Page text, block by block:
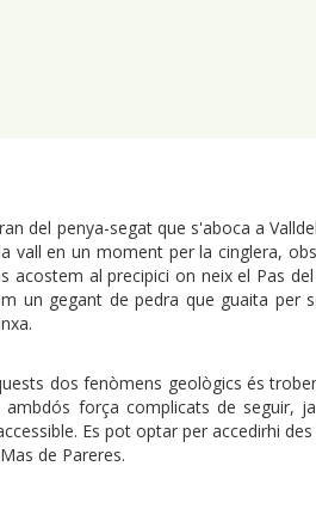
del penya-segat que s'aboca a
vall en un moment per la cinglera,
acostem al precipici on neix el Pas
un gegant de pedra que guaita per
dos fenòmens geològics és
ambdós força complicats de seguir,
Es pot optar per accedirhi
de Pareres.